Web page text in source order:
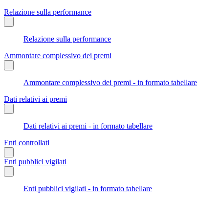
Relazione sulla performance
Relazione sulla performance
Ammontare complessivo dei premi
Ammontare complessivo dei premi - in formato tabellare
Dati relativi ai premi
Dati relativi ai premi - in formato tabellare
Enti controllati
Enti pubblici vigilati
Enti pubblici vigilati - in formato tabellare